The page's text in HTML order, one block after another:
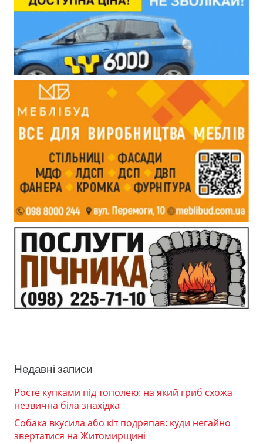
Недавні записи
Росте купками під тополею: на який гриб схожа
незвична біла знахідка
Собака вкусила або кіт подряпав: куди негайно
звертатися на Житомирщині